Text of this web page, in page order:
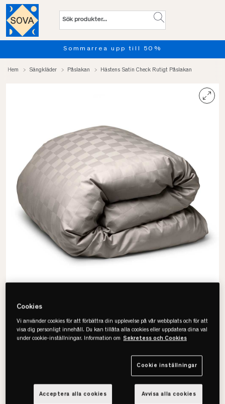
Sommarrea upp till 50%
Hem Sängkläder Påslakan Hästens Satin Check Rutigt Påslakan
Satin Check Rutigt Påslakan
• Elegant satin vävt i rutmönster.
Cookies
Vi använder cookies för att förbättra din upplevelse på vår webbplats och för att
visa dig personligt innehåll. Du kan tillåta alla cookies eller uppdatera dina val
under cookie-inställningar. Information om Sekretess och Cookies
Cookie inställningar
Avvisa alla cookies
Acceptera alla cookies